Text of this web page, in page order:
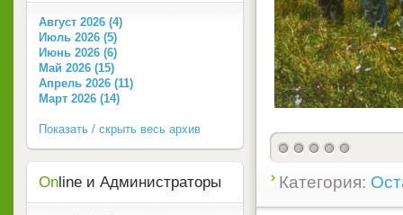
Категория:
Август 2026 (4)
Июль 2026 (5)
Июнь 2026 (6)
Май 2026 (15)
Апрель 2026 (11)
Март 2026 (14)
Показать / скрыть весь архив
On line и Администраторы